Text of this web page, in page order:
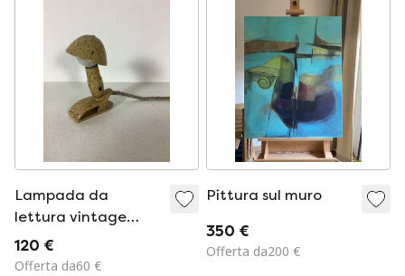
Lampada da
lettura vintage
Hergil anni
Cinquanta con
120 €
Offerta da60 €
Pittura sul muro
350 €
Offerta da200 €